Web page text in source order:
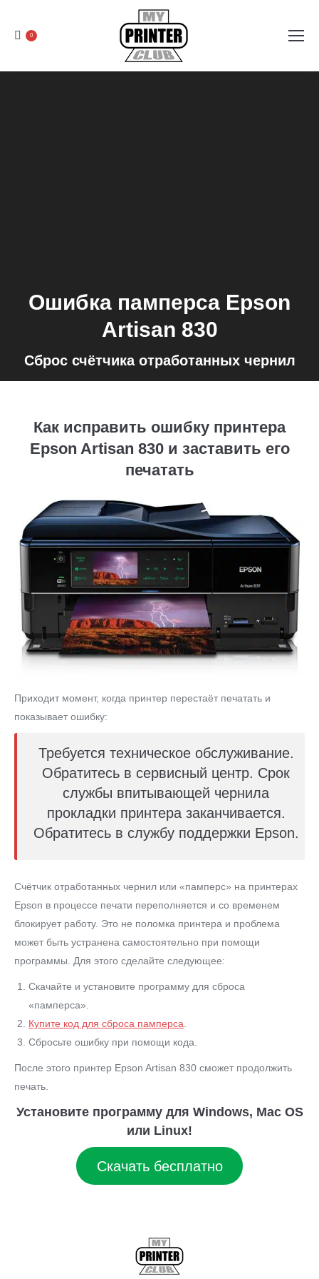
0
Ошибка памперса Epson
Artisan 830
Сброс счётчика отработанных чернил
Как исправить ошибку принтера
Epson Artisan 830 и заставить его
печатать
Приходит момент, когда принтер перестаёт печатать и
показывает ошибку:
Требуется техническое обслуживание.
Обратитесь в сервисный центр. Срок
службы впитывающей чернила
прокладки принтера заканчивается.
Обратитесь в службу поддержки Epson.
Счётчик отработанных чернил или «памперс» на принтерах
Epson в процессе печати переполняется и со временем
блокирует работу. Это не поломка принтера и проблема
может быть устранена самостоятельно при помощи
программы. Для этого сделайте следующее:
Скачайте и установите программу для сброса
«памперса».
Купите код для сброса памперса.
Сбросьте ошибку при помощи кода.
После этого принтер Epson Artisan 830 сможет продолжить
печать.
Установите программу для Windows, Mac OS
или Linux!
Скачать бесплатно